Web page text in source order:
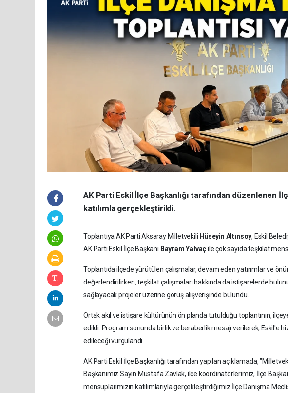
AK Parti Eskil İlçe Başkanlığı tarafından düzenlenen
katılımla gerçekleştirildi.
Toplantıya AK Parti Aksaray Milletvekili Hüseyin Altınsoy, Eskil
AK Parti Eskil İlçe Başkanı Bayram Yalvaçile çok sayıda teşkilat
Toplantıda ilçede yürütülen çalışmalar, devam eden yatırımlar ve
değerlendirilirken, teşkilat çalışmaları hakkında da istişarelerde
sağlayacak projeler üzerine görüş alışverişinde bulundu.
Ortak akıl ve istişare kültürünün ön planda tutulduğu toplantının,
edildi. Program sonunda birlik ve beraberlik mesajı verilerek, Eskil'e
edileceği vurgulandı.
AK Parti Eskil İlçe Başkanlığı tarafından yapılan açıklamada,
Başkanımız Sayın Mustafa Zavlak, ilçe koordinatörlerimiz, İlçe
mensuplarımızın katılımlarıyla gerçekleştirdiğimiz İlçe Danışma